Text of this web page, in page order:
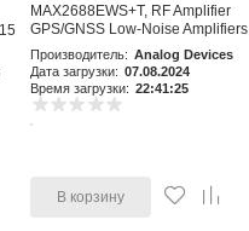
MAX2688EWS+T, RF Amplifier
GPS/GNSS Low-Noise Amplifiers
Производитель: Analog Devices
Дата загрузки: 07.08.2024
Время загрузки: 22:41:25
В корзину